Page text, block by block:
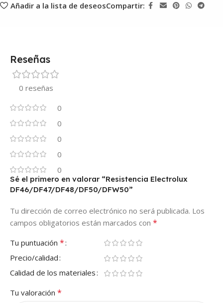
Añadir a la lista de deseosCompartir:
Reseñas
0 reseñas
0
0
0
0
0
Sé el primero en valorar “Resistencia Electrolux
DF46/DF47/DF48/DF50/DFW50”
Tu dirección de correo electrónico no será publicada. Los
campos obligatorios están marcados con *
Tu puntuación *
Precio/calidad
Calidad de los materiales
Tu valoración *